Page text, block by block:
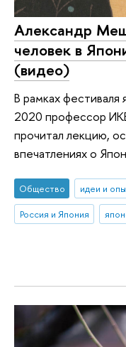
Александр
человек в
(видео)
В рамках фестиваля
2020 профессор
прочитал лекцию,
впечатлениях о
Общество идеи и
Россия и Япония